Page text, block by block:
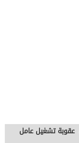
عقوبة تشغيل عامل